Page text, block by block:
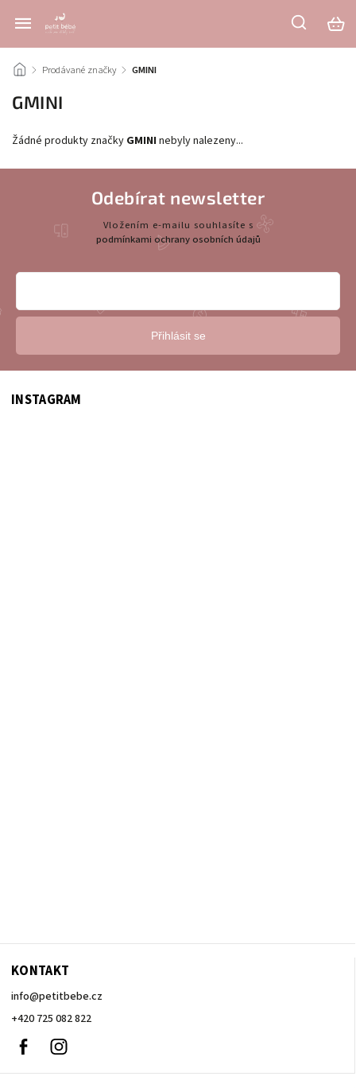
/ Prodávané značky / GMINI
GMINI
Žádné produkty značky GMINI nebyly nalezeny...
KONTAKT
info@petitbebe.cz
+420 725 082 822
Facebook
INSTAGRAM
Odebírat newsletter
Vložením e-mailu souhlasíte s
podmínkami ochrany osobních údajů
Přihlásit se